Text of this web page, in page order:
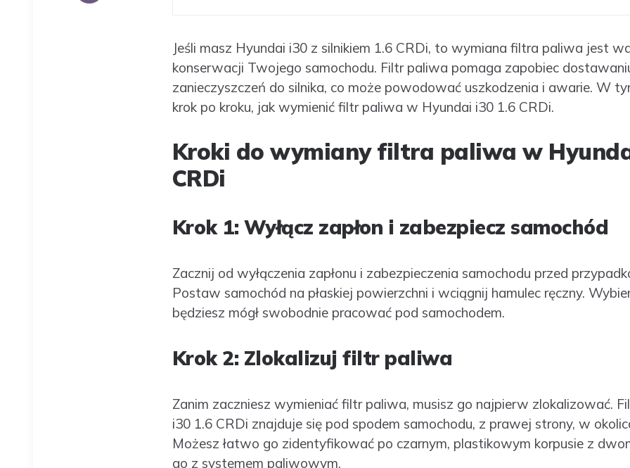
Jeśli masz Hyundai i30 z silnikiem 1.6 CRDi, to wymiana filtra paliwa jest
konserwacji Twojego samochodu. Filtr paliwa pomaga zapobiec
zanieczyszczeń do silnika, co może powodować uszkodzenia i awarie. W
krok po kroku, jak wymienić filtr paliwa w Hyundai i30 1.6 CRDi.
Kroki do wymiany filtra paliwa w
CRDi
Krok 1: Wyłącz zapłon i zabezpiecz samochód
Zacznij od wyłączenia zapłonu i zabezpieczenia samochodu przed
Postaw samochód na płaskiej powierzchni i wciągnij hamulec ręczny.
będziesz mógł swobodnie pracować pod samochodem.
Krok 2: Zlokalizuj filtr paliwa
Zanim zaczniesz wymieniać filtr paliwa, musisz go najpierw zlokalizować.
i30 1.6 CRDi znajduje się pod spodem samochodu, z prawej strony, w
Możesz łatwo go zidentyfikować po czarnym, plastikowym korpusie z
go z systemem paliwowym.